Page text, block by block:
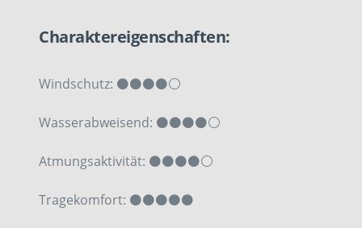
Charaktereigenschaften:
Windschutz: ⚫⚫⚫⚫⚪
Wasserabweisend: ⚫⚫⚫⚫⚪
Atmungsaktivität: ⚫⚫⚫⚫⚪
Tragekomfort: ⚫⚫⚫⚫⚫